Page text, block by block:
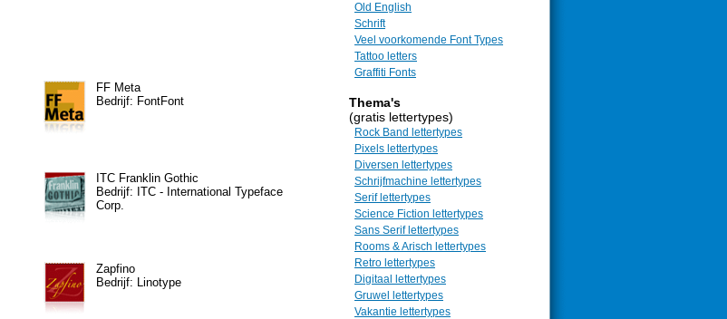
FF Meta
Bedrijf: FontFont
ITC Franklin Gothic
Bedrijf: ITC - International Typeface
Corp.
Zapfino
Bedrijf: Linotype
Old English
Schrift
Veel voorkomende Font Types
Tattoo letters
Graffiti Fonts
Thema's
(gratis lettertypes)
Rock Band lettertypes
Pixels lettertypes
Diversen lettertypes
Schrijfmachine lettertypes
Serif lettertypes
Science Fiction lettertypes
Sans Serif lettertypes
Rooms & Arisch lettertypes
Retro lettertypes
Digitaal lettertypes
Gruwel lettertypes
Vakantie lettertypes